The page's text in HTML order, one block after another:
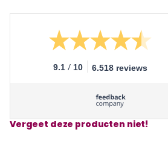
9.1 / 10 6.518 reviews
Vergeet deze producten niet!